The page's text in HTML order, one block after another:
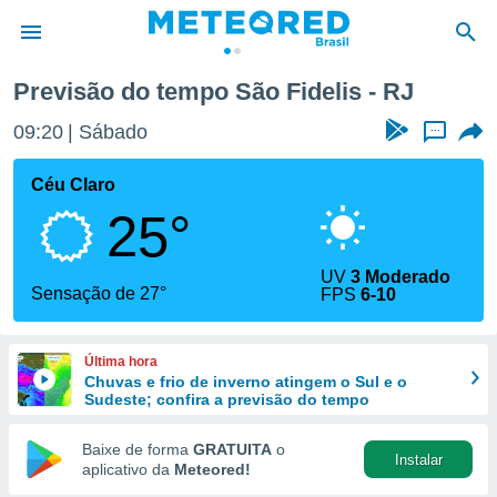
da
fornecidas
a este
das
e
forma
digital
Previsão do tempo São Fidelis - RJ
09:20 Sábado ...
Céu Claro
25°
Sensação de 27°
UV3 Moderado
FPS6-10
Última hora
Chuvas e frio de inverno atingem o Sul e o
Sudeste; confira a previsão do tempo
Baixe de forma GRATUITA o
aplicativo da Meteored!
Instalar